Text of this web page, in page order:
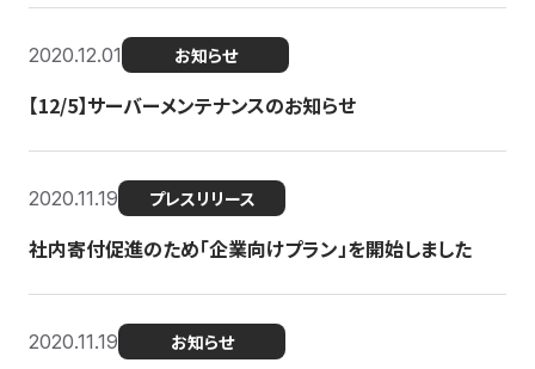
2020.12.01 お知らせ
【12/5】サーバーメンテナンスのお知らせ
2020.11.19 プレスリリース
社内寄付促進のため「企業向けプラン」を開始しました
2020.11.19 お知らせ